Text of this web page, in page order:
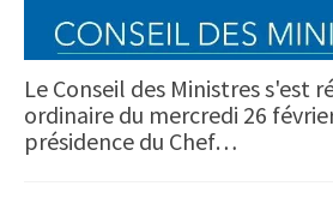
Le Conseil des Ministres s'est
ordinaire du mercredi 26
présidence du Chef…